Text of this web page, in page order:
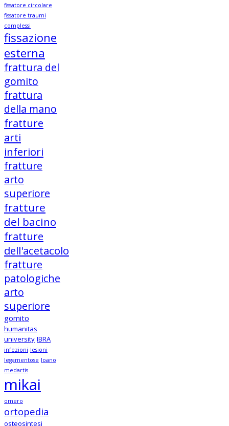
fissatore circolare
fissatore traumi
complessi
fissazione
esterna
frattura del
gomito
frattura
della mano
fratture
arti
inferiori
fratture
arto
superiore
fratture
del bacino
fratture
dell'acetacolo
fratture
patologiche
arto
superiore
gomito
humanitas
university IBRA
infezioni lesioni
legamentose loano
medartis
mikai
omero
ortopedia
osteosintesi